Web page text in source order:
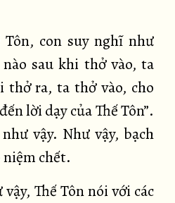
con suy nghĩ như
sau khi thở vào, ta
thở ra, ta thở vào, cho
lời dạy của Thế Tôn”.
vậy. Như vậy, bạch
niệm chết.
Thế Tôn nói với các